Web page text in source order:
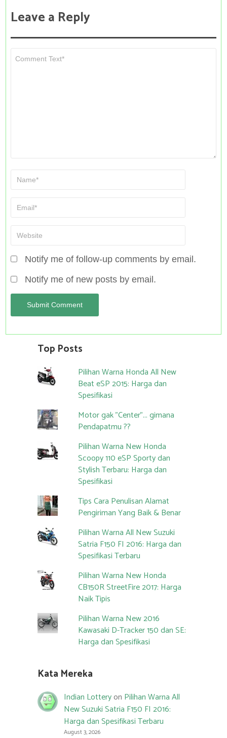
Leave a Reply
Notify me of follow-up comments by email.
Notify me of new posts by email.
Top Posts
Pilihan Warna Honda All New
Beat eSP 2015: Harga dan
Spesifikasi
Motor gak "Center"... gimana
Pendapatmu ??
Pilihan Warna New Honda
Scoopy 110 eSP Sporty dan
Stylish Terbaru: Harga dan
Spesifikasi
Tips Cara Penulisan Alamat
Pengiriman Yang Baik & Benar
Pilihan Warna All New Suzuki
Satria F150 FI 2016: Harga dan
Spesifikasi Terbaru
Pilihan Warna New Honda
CB150R StreetFire 2017: Harga
Naik Tipis
Pilihan Warna New 2016
Kawasaki D-Tracker 150 dan SE:
Harga dan Spesifikasi
Kata Mereka
Indian Lotteryon Pilihan Warna All
New Suzuki Satria F150 FI 2016:
Harga dan Spesifikasi Terbaru
August 3, 2026